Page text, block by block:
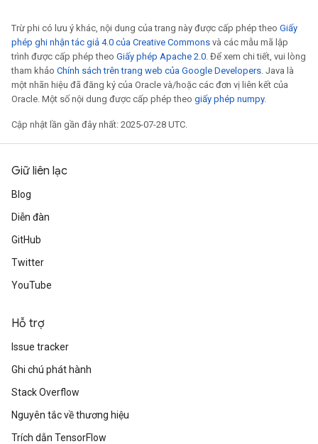
Trừ phi có lưu ý khác, nội dung của trang này được cấp phép theo Giấy
phép ghi nhận tác giả 4.0 của Creative Commons và các mẫu mã lập
trình được cấp phép theo Giấy phép Apache 2.0. Để xem chi tiết, vui lòng
tham khảo Chính sách trên trang web của Google Developers. Java là
một nhãn hiệu đã đăng ký của Oracle và/hoặc các đơn vị liên kết của
Oracle. Một số nội dung được cấp phép theo giấy phép numpy.
Cập nhật lần gần đây nhất: 2025-07-28 UTC.
Giữ liên lạc
Blog
Diễn đàn
GitHub
Twitter
YouTube
Hỗ trợ
Issue tracker
Ghi chú phát hành
Stack Overflow
Nguyên tắc về thương hiệu
Trích dẫn TensorFlow